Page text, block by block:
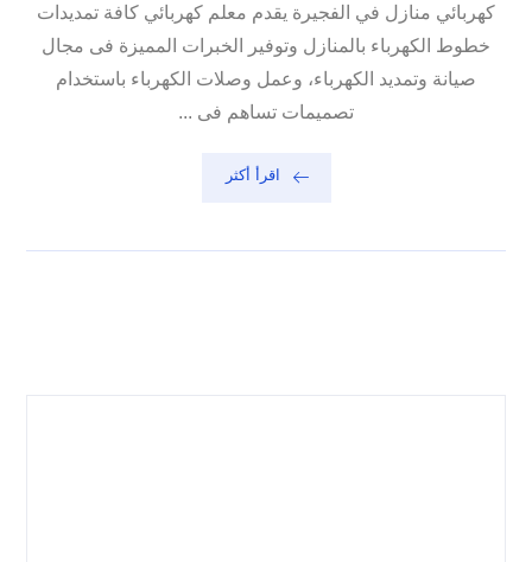
كهربائي منازل في الفجيرة يقدم معلم كهربائي كافة تمديدات
خطوط الكهرباء بالمنازل وتوفير الخبرات المميزة فى مجال
صيانة وتمديد الكهرباء، وعمل وصلات الكهرباء باستخدام
تصميمات تساهم فى ...
اقرأ أكثر